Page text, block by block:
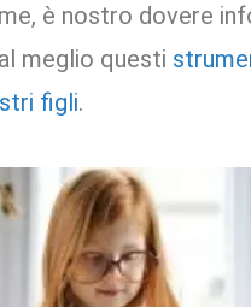
è nostro dovere
meglio questi
figli.